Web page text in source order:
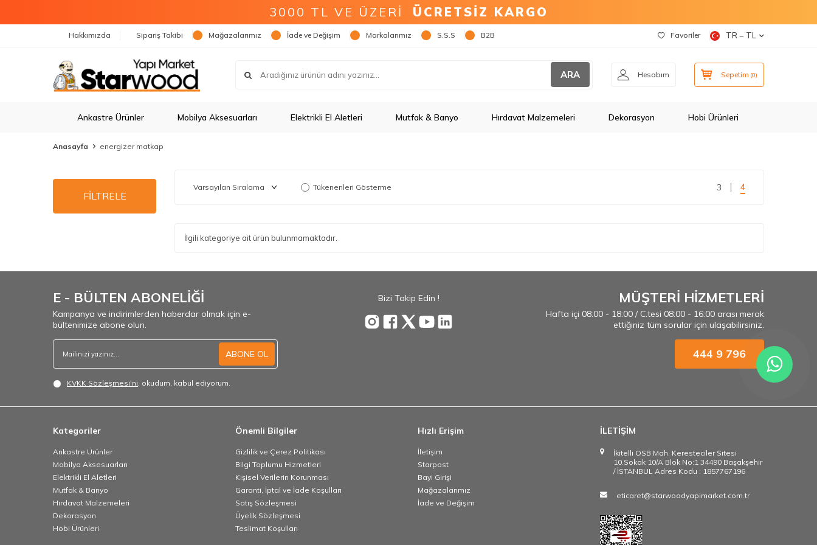
3000 TL VE ÜZERİ ÜCRETSİZ KARGO
Hakkımızda Sipariş Takibi Mağazalarımız İade ve Değişim Markalarımız S.S.S B2B Favoriler TR − TL
ARA Hesabım Sepetim (0)
Ankastre Ürünler Mobilya Aksesuarları Elektrikli El Aletleri Mutfak & Banyo Hırdavat Malzemeleri Dekorasyon Hobi Ürünleri
Anasayfa energizer matkap
FİLTRELE
Tükenenleri Gösterme 3 4
İlgili kategoriye ait ürün bulunmamaktadır.
E - BÜLTEN ABONELİĞİ
Kampanya ve indirimlerden haberdar olmak için e-
bültenimize abone olun.
ABONE OL
KVKK Sözleşmesi'ni, okudum, kabul ediyorum.
Bizi Takip Edin ! MÜŞTERİ HİZMETLERİ
Hafta içi 08:00 - 18:00 / C.tesi 08:00 - 16:00 arası merak
ettiğiniz tüm sorular için ulaşabilirsiniz.
444 9 796
Kategoriler
Ankastre Ürünler
Mobilya Aksesuarları
Elektrikli El Aletleri
Mutfak & Banyo
Hırdavat Malzemeleri
Dekorasyon
Hobi Ürünleri
Önemli Bilgiler
Gizlilik ve Çerez Politikası
Bilgi Toplumu Hizmetleri
Kişisel Verilerin Korunması
Garanti, İptal ve İade Koşulları
Satış Sözleşmesi
Üyelik Sözleşmesi
Teslimat Koşulları
Hızlı Erişim
İletişim
Starpost
Bayi Girişi
Mağazalarımız
İade ve Değişim
İLETİŞİM
İkitelli OSB Mah. Keresteciler Sitesi
10.Sokak 10/A Blok No:1 34490 Başakşehir
/ İSTANBUL Adres Kodu : 1857767196
eticaret@starwoodyapimarket.com.tr